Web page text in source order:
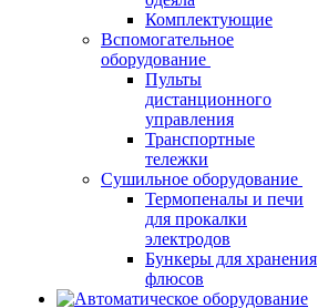
Комплектующие
Вспомогательное
оборудование
Пульты
дистанционного
управления
Транспортные
тележки
Сушильное оборудование
Термопеналы и печи
для прокалки
электродов
Бункеры для хранения
флюсов